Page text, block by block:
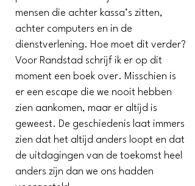
mensen die achter kassa’s zitten,
achter computers en in de
dienstverlening. Hoe moet dit verder?
Voor Randstad schrijf ik er op dit
moment een boek over. Misschien is
er een escape die we nooit hebben
zien aankomen, maar er altijd is
geweest. De geschiedenis laat immers
zien dat het altijd anders loopt en dat
de uitdagingen van de toekomst heel
anders zijn dan we ons hadden